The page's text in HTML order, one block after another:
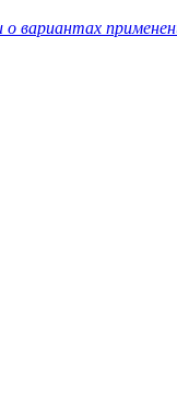
о вариантах